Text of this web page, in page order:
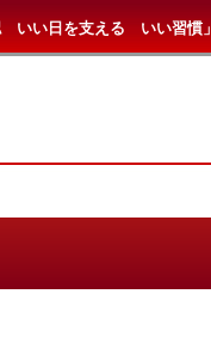
いい日を支える いい習慣」